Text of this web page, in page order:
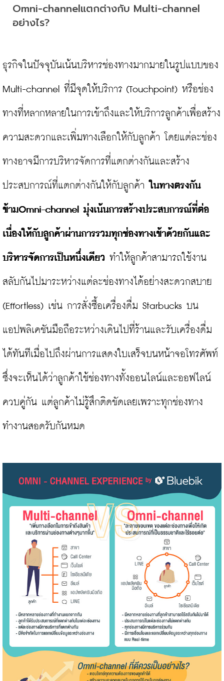
Omni-channelแตกต่างกับ Multi-channel
อย่างไร?
ธุรกิจในปัจจุบันเน้นบริหารช่องทางมากมายในรูปแบบของ
Multi-channel ที่มีจุดให้บริการ (Touchpoint) หรือช่อง
ทางที่หลากหลายในการเข้าถึงและให้บริการลูกค้าเพื่อสร้าง
ความสะดวกและเพิ่มทางเลือกให้กับลูกค้า โดยแต่ละช่อง
ทางอาจมีการบริหารจัดการที่แตกต่างกันและสร้าง
ประสบการณ์ที่แตกต่างกันให้กับลูกค้า ในทางตรงกัน
ข้ามOmni-channel มุ่งเน้นการสร้างประสบการณ์ที่ต่อ
เนื่องให้กับลูกค้าผ่านการรวมทุกช่องทางเข้าด้วยกันและ
บริหารจัดการเป็นหนึ่งเดียว ทำให้ลูกค้าสามารถใช้งาน
สลับกันไปมาระหว่างแต่ละช่องทางได้อย่างสะดวกสบาย
(Effortless) เช่น การสั่งซื้อเครื่องดื่ม Starbucks บน
แอปพลิเคชันมือถือระหว่างเดินไปที่ร้านและรับเครื่องดื่ม
ได้ทันทีเมื่อไปถึงผ่านการแสดงใบเสร็จบนหน้าจอโทรศัพท์
ซึ่งจะเห็นได้ว่าลูกค้าใช้ช่องทางทั้งออนไลน์และออฟไลน์
ควบคู่กัน แต่ลูกค้าไม่รู้สึกติดขัดเลยเพราะทุกช่องทาง
ทำงานสอดรับกันหมด